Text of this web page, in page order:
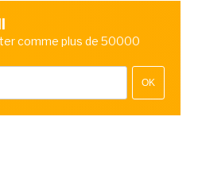
comme plus de 50000
OK